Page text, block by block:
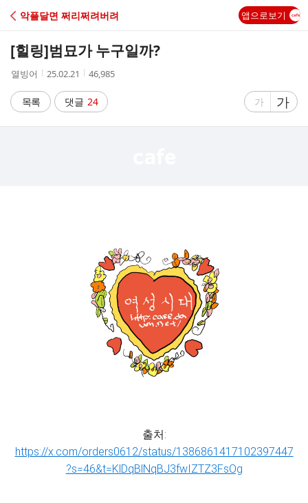
C
A
악플달면 쩌리쩌려버려 앱으로보기
[힐링]범묘가 누구일까?
작
자
열빙어
작
시
간
25.02.21
조
수
46,985
목록 댓글 24
글
가
글
자
가
출처:
https://x.com/orders0612/status/1386861417102397447
?s=46&t=KlDqBlNqBJ3fwIZTZ3FsOg